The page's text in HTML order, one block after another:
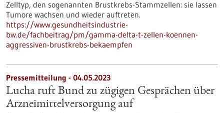
Zelltyp, den sogenannten Brustkrebs-Stammzellen: sie lassen
Tumore wachsen und wieder auftreten.
https://www.gesundheitsindustrie-
bw.de/fachbeitrag/pm/gamma-delta-t-zellen-koennen-
aggressiven-brustkrebs-bekaempfen
Pressemitteilung - 04.05.2023
Lucha ruft Bund zu zügigen Gesprächen über
Arzneimittelversorgung auf